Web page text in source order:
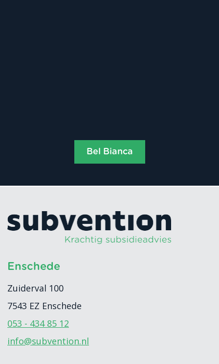
Bel Bianca
Enschede
Zuiderval 100
7543 EZ Enschede
053 - 434 85 12
info@subvention.nl